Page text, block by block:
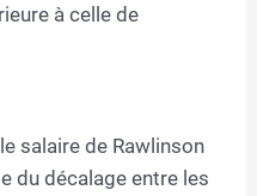
à celle de
salaire de Rawlinson
du décalage entre les